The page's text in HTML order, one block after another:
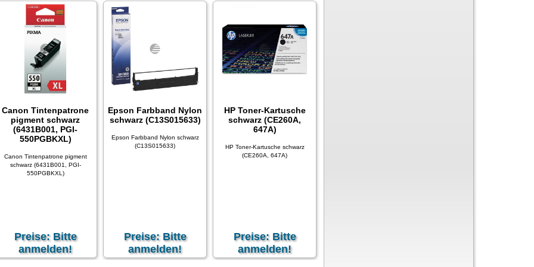
Canon Tintenpatrone
pigment schwarz
(6431B001, PGI-
550PGBKXL)
Canon Tintenpatrone pigment
schwarz (6431B001, PGI-
550PGBKXL)
Preise: Bitte
anmelden!
19 % MwSt zzgl.Versandkosten
Epson Farbband Nylon
schwarz (C13S015633)
Epson Farbband Nylon schwarz
(C13S015633)
Preise: Bitte
anmelden!
exkl. 19 % MwSt zzgl.Versandkosten
HP Toner-Kartusche
schwarz (CE260A,
647A)
HP Toner-Kartusche schwarz
(CE260A, 647A)
Preise: Bitte
anmelden!
exkl. 19 % MwSt zzgl.Versandkosten